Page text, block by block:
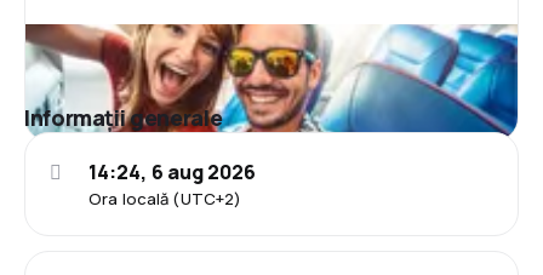
Informații generale
Ora locală (UTC+2)
14:24, 6 aug 2026